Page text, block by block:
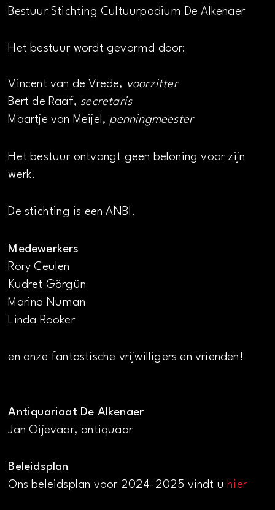
Bestuur Stichting Cultuurpodium De Alkenaer
Het bestuur wordt gevormd door:
Vincent van de Vrede, voorzitter
Bert de Raaf, secretaris
Maartje van Meijel, penningmeester
Het bestuur ontvangt geen beloning voor zijn
werk.
De stichting is een ANBI.
Medewerkers
Rory Ceulen
Kudret Görgün
Marina Numan
Linda Rooker
en onze fantastische vrijwilligers en vrienden!
Antiquariaat De Alkenaer
Jan Oijevaar, antiquaar
Beleidsplan
Ons beleidsplan voor 2024-2025 vindt uhier